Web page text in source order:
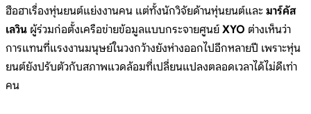
ฮือฮาเรื่องหุ่นยนต์แย่งงานคน แต่ทั้งนักวิจัยด้านหุ่นยนต์และ มาร์คัส
เลวิน ผู้ร่วมก่อตั้งเครือข่ายข้อมูลแบบกระจายศูนย์ XYO ต่างเห็นว่า
การแทนที่แรงงานมนุษย์ในวงกว้างยังห่างออกไปอีกหลายปี เพราะหุ่น
ยนต์ยังปรับตัวกับสภาพแวดล้อมที่เปลี่ยนแปลงตลอดเวลาได้ไม่ดีเท่า
คน